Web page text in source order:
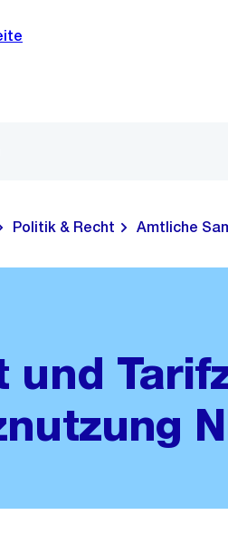
Politik & Recht Amtliche
und